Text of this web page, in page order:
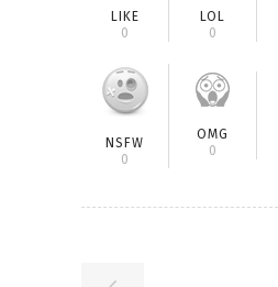
LIKE
0
LOL
0
NSFW
0
OMG
0